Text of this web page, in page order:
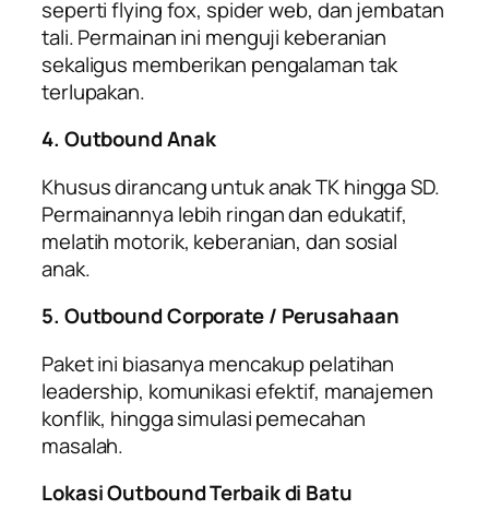
seperti flying fox, spider web, dan jembatan
tali. Permainan ini menguji keberanian
sekaligus memberikan pengalaman tak
terlupakan.
4. Outbound Anak
Khusus dirancang untuk anak TK hingga SD.
Permainannya lebih ringan dan edukatif,
melatih motorik, keberanian, dan sosial
anak.
5. Outbound Corporate / Perusahaan
Paket ini biasanya mencakup pelatihan
leadership, komunikasi efektif, manajemen
konflik, hingga simulasi pemecahan
masalah.
Lokasi Outbound Terbaik di Batu